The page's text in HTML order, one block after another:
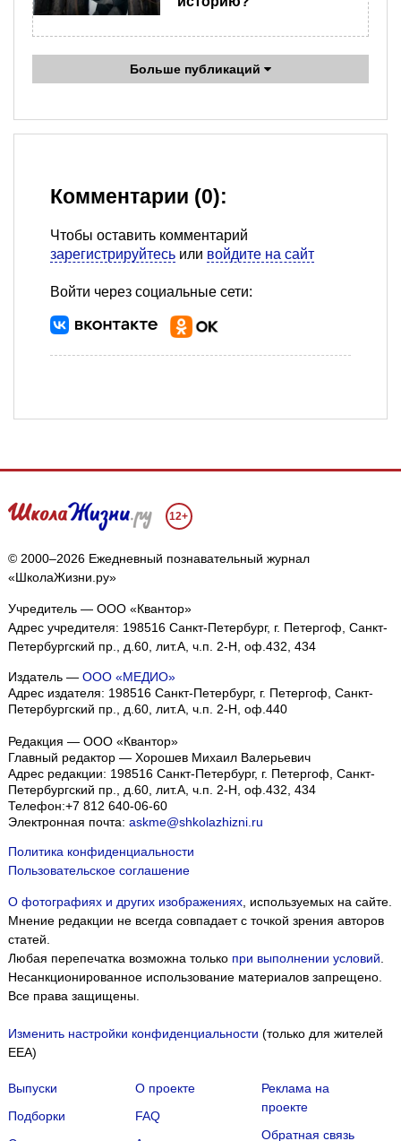
Больше публикаций
Комментарии (0):
Чтобы оставить комментарий
зарегистрируйтесь или войдите на сайт
Войти через социальные сети:
12+
© 2000–2026 Ежедневный познавательный журнал
«ШколаЖизни.ру»
Учредитель — ООО «Квантор»
Адрес учредителя: 198516 Санкт-Петербург, г. Петергоф, Санкт-
Петербургский пр., д.60, лит.А, ч.п. 2-Н, оф.432, 434
Издатель — ООО «МЕДИО»
Адрес издателя: 198516 Санкт-Петербург, г. Петергоф, Санкт-
Петербургский пр., д.60, лит.А, ч.п. 2-Н, оф.440
Редакция — ООО «Квантор»
Главный редактор — Хорошев Михаил Валерьевич
Адрес редакции: 198516 Санкт-Петербург, г. Петергоф Санкт-
Петербургский пр., д.60, лит.А, ч.п. 2-Н, оф.432, 434
Телефон:+7 812 640-06-60
Электронная почта: askme@shkolazhizni.ru
Политика конфиденциальности
Пользовательское соглашение
О фотографиях и других изображениях, используемых на сайте.
Мнение редакции не всегда совпадает с точкой зрения авторов
статей.
Любая перепечатка возможна только при выполнении условий
Несанкционированное использование материалов запрещено.
Все права защищены.
Изменить настройки конфиденциальности (только для жителей
EEA)
Выпуски
Подборки
О проекте
FAQ
Реклама на
проекте
Обратная связь